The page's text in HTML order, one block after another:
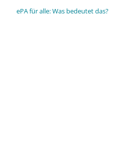
ePA für alle: Was bedeutet das?